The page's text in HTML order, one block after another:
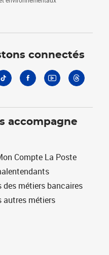
connectés
accompagne
Compte La Poste
des métiers bancaires
autres métiers